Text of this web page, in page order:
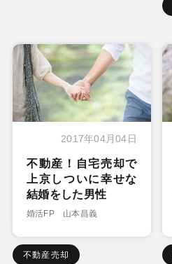
2017年04月04日
不動産！自宅売却で
上京しついに幸せな
結婚をした男性
婚活FP 山本昌義
不動産売却